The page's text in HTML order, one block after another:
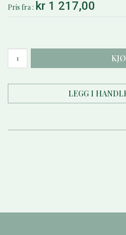
Pris fra kr 1 217,00
LEGG I